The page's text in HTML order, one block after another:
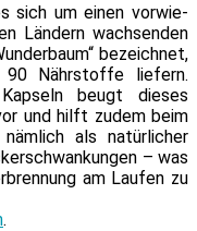
sich um ei­nen vor­wie­
Ländern wach­sen­den
be­zeich­net,
Nährstoffe lie­fern.
beugt die­ses
und hilft zu­dem beim
als na­tür­li­cher
– was
am Laufen zu
.